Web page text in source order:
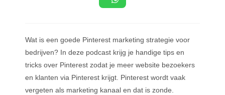
Wat is een goede Pinterest marketing strategie voor
bedrijven? In deze podcast krijg je handige tips en
tricks over Pinterest zodat je meer website bezoekers
en klanten via Pinterest krijgt. Pinterest wordt vaak
vergeten als marketing kanaal en dat is zonde.